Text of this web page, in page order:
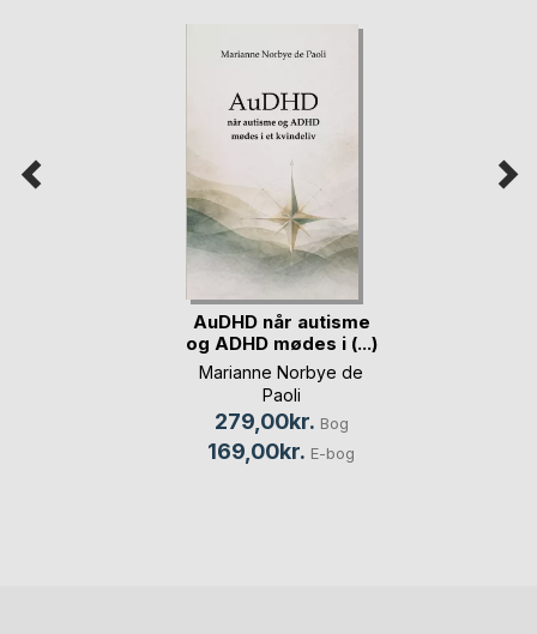
AuDHD når autisme
og ADHD mødes i (...)
Marianne Norbye de
Paoli
279,00kr. Bog
169,00kr. E-bog